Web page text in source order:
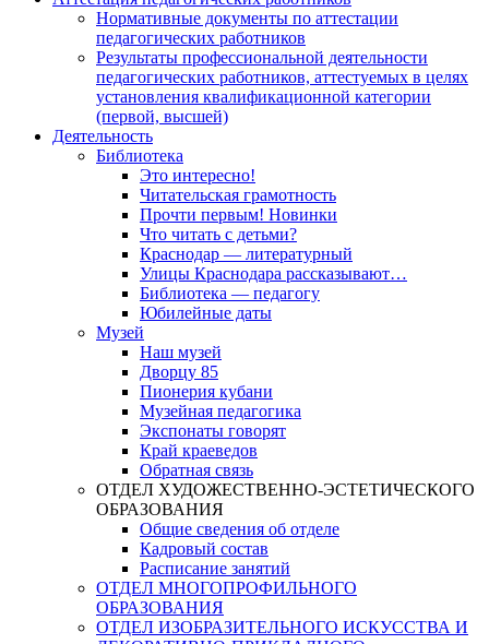
Нормативные документы по аттестации
педагогических работников
Результаты профессиональной деятельности
педагогических работников, аттестуемых в целях
установления квалификационной категории
(первой, высшей)
Деятельность
Библиотека
Это интересно!
Читательская грамотность
Прочти первым! Новинки
Что читать с детьми?
Краснодар — литературный
Улицы Краснодара рассказывают…
Библиотека — педагогу
Юбилейные даты
Музей
Наш музей
Дворцу 85
Пионерия кубани
Музейная педагогика
Экспонаты говорят
Край краеведов
Обратная связь
ОТДЕЛ ХУДОЖЕСТВЕННО-ЭСТЕТИЧЕСКОГО
ОБРАЗОВАНИЯ
Общие сведения об отделе
Кадровый состав
Расписание занятий
ОТДЕЛ МНОГОПРОФИЛЬНОГО
ОБРАЗОВАНИЯ
ОТДЕЛ ИЗОБРАЗИТЕЛЬНОГО ИСКУССТВА И